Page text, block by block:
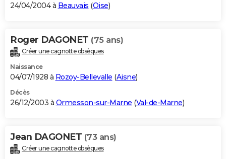
24/04/2004 à Beauvais (Oise)
Roger DAGONET (75 ans)
Créer une cagnotte obsèques
Naissance
04/07/1928 à Rozoy-Bellevalle (Aisne)
Décès
26/12/2003 à Ormesson-sur-Marne (Val-de-Marne)
Jean DAGONET (73 ans)
Créer une cagnotte obsèques